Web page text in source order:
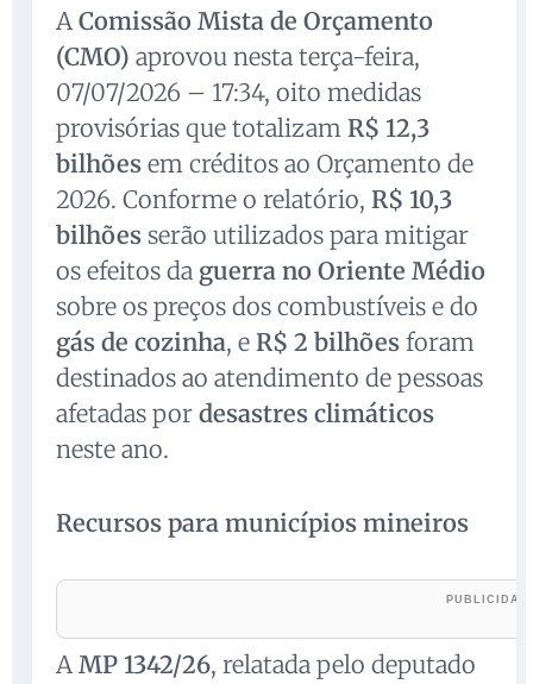
A Comissão Mista de Orçamento
(CMO) aprovou nesta terça-feira,
07/07/2026 – 17:34, oito medidas
provisórias que totalizam R$ 12,3
bilhões em créditos ao Orçamento de
2026. Conforme o relatório, R$ 10,3
bilhões serão utilizados para mitigar
os efeitos da guerra no Oriente Médio
sobre os preços dos combustíveis e do
gás de cozinha, e R$ 2 bilhões foram
destinados ao atendimento de pessoas
afetadas por desastres climáticos
neste ano.
Recursos para municípios mineiros
A MP 1342/26, relatada pelo deputado